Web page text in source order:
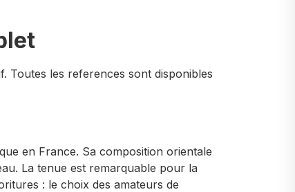
Toutes les references sont disponibles
en France. Sa composition orientale
La tenue est remarquable pour la
: le choix des amateurs de